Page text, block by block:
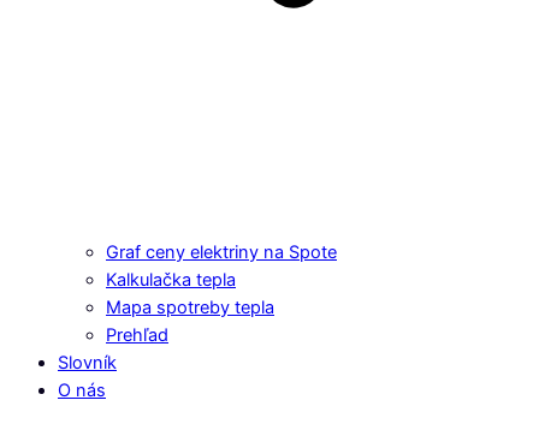
Graf ceny elektriny na Spote
Kalkulačka tepla
Mapa spotreby tepla
Prehľad
Slovník
O nás